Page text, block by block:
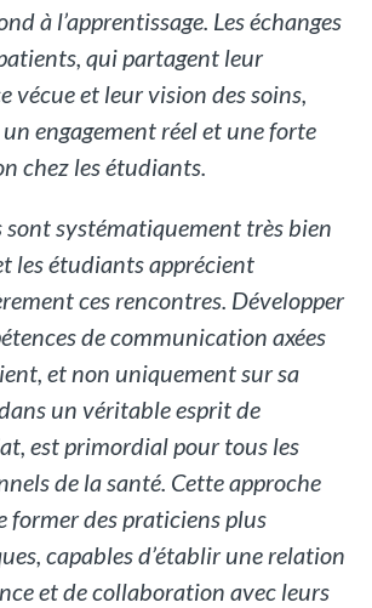
à l’apprentissage. Les échanges
qui partagent leur
vécue et leur vision des soins,
engagement réel et une forte
chez les étudiants.
sont systématiquement très bien
les étudiants apprécient
ces rencontres. Développer
de communication axées
et non uniquement sur sa
un véritable esprit de
est primordial pour tous les
de la santé. Cette approche
former des praticiens plus
capables d’établir une relation
et de collaboration avec leurs